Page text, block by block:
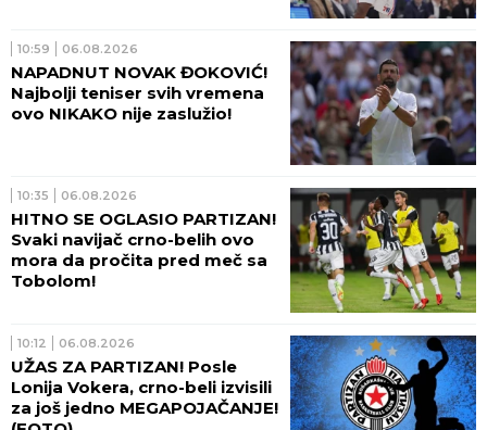
10:59 06.08.2026
NAPADNUT NOVAK ĐOKOVIĆ!
Najbolji teniser svih vremena
ovo NIKAKO nije zaslužio!
10:35 06.08.2026
HITNO SE OGLASIO PARTIZAN!
Svaki navijač crno-belih ovo
mora da pročita pred meč sa
Tobolom!
10:12 06.08.2026
UŽAS ZA PARTIZAN! Posle
Lonija Vokera, crno-beli izvisili
za još jedno MEGAPOJAČANJE!